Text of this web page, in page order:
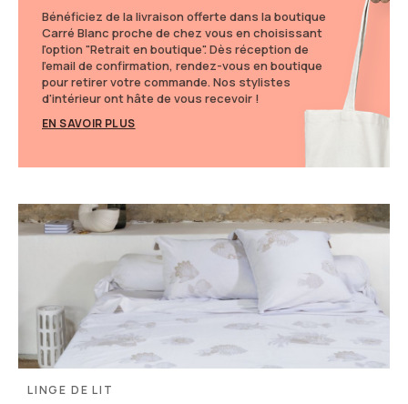
Bénéficiez de la livraison offerte dans la boutique
Carré Blanc proche de chez vous en choisissant
l'option "Retrait en boutique". Dès réception de
l'email de confirmation, rendez-vous en boutique
pour retirer votre commande. Nos stylistes
d'intérieur ont hâte de vous recevoir !
EN SAVOIR PLUS
LINGE DE LIT